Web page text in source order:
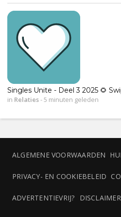
Singles Unite - Deel 3 2025 🌻
in Relaties-5 minuten geleden
ALGEMENE VOORWAARDEN
PRIVACY- EN COOKIEBELEID
ADVERTENTIEVRIJ? DISCLAIMER